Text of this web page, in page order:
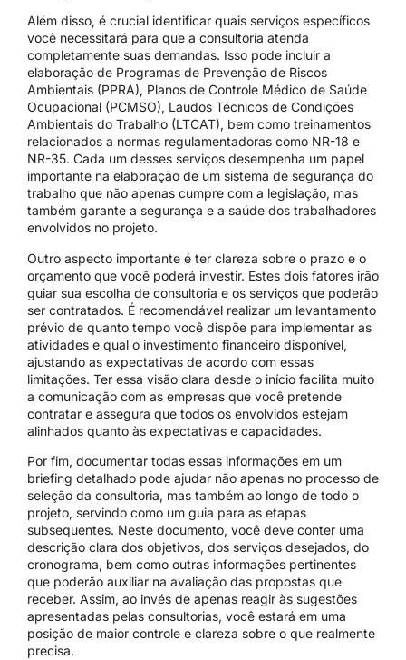
Além disso, é crucial identificar quais serviços específicos
você necessitará para que a consultoria atenda
completamente suas demandas. Isso pode incluir a
elaboração de Programas de Prevenção de Riscos
Ambientais (PPRA), Planos de Controle Médico de Saúde
Ocupacional (PCMSO), Laudos Técnicos de Condições
Ambientais do Trabalho (LTCAT), bem como treinamentos
relacionados a normas regulamentadoras como NR-18 e
NR-35. Cada um desses serviços desempenha um papel
importante na elaboração de um sistema de segurança do
trabalho que não apenas cumpre com a legislação, mas
também garante a segurança e a saúde dos trabalhadores
envolvidos no projeto.
Outro aspecto importante é ter clareza sobre o prazo e o
orçamento que você poderá investir. Estes dois fatores irão
guiar sua escolha de consultoria e os serviços que poderão
ser contratados. É recomendável realizar um levantamento
prévio de quanto tempo você dispõe para implementar as
atividades e qual o investimento financeiro disponível,
ajustando as expectativas de acordo com essas
limitações. Ter essa visão clara desde o início facilita muito
a comunicação com as empresas que você pretende
contratar e assegura que todos os envolvidos estejam
alinhados quanto às expectativas e capacidades.
Por fim, documentar todas essas informações em um
briefing detalhado pode ajudar não apenas no processo de
seleção da consultoria, mas também ao longo de todo o
projeto, servindo como um guia para as etapas
subsequentes. Neste documento, você deve conter uma
descrição clara dos objetivos, dos serviços desejados, do
cronograma, bem como outras informações pertinentes
que poderão auxiliar na avaliação das propostas que
receber. Assim, ao invés de apenas reagir às sugestões
apresentadas pelas consultorias, você estará em uma
posição de maior controle e clareza sobre o que realmente
precisa.